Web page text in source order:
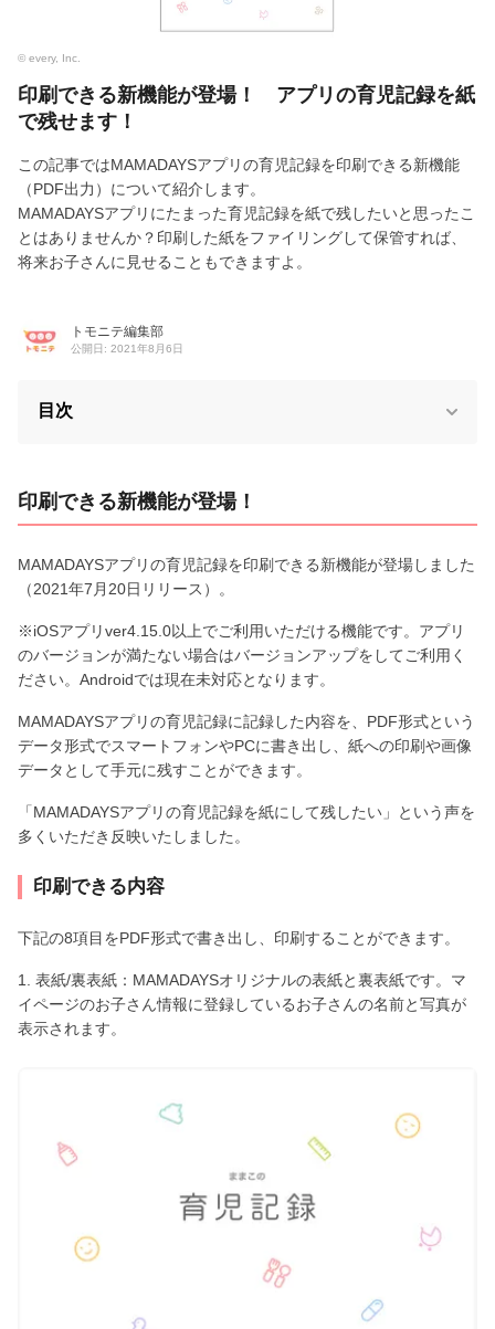
© every, Inc.
印刷できる新機能が登場！ アプリの育児記録を紙
で残せます！
この記事ではMAMADAYSアプリの育児記録を印刷できる新機能
（PDF出力）について紹介します。
MAMADAYSアプリにたまった育児記録を紙で残したいと思ったこ
とはありませんか？印刷した紙をファイリングして保管すれば、
将来お子さんに見せることもできますよ。
トモニテ編集部
公開日: 2021年8月6日
目次
印刷できる新機能が登場！
MAMADAYSアプリの育児記録を印刷できる新機能が登場しました
（2021年7月20日リリース）。
※iOSアプリver4.15.0以上でご利用いただける機能です。アプリ
のバージョンが満たない場合はバージョンアップをしてご利用く
ださい。Androidでは現在未対応となります。
MAMADAYSアプリの育児記録に記録した内容を、PDF形式という
データ形式でスマートフォンやPCに書き出し、紙への印刷や画像
データとして手元に残すことができます。
「MAMADAYSアプリの育児記録を紙にして残したい」という声を
多くいただき反映いたしました。
印刷できる内容
下記の8項目をPDF形式で書き出し、印刷することができます。
1. 表紙/裏表紙：MAMADAYSオリジナルの表紙と裏表紙です。マ
イページのお子さん情報に登録しているお子さんの名前と写真が
表示されます。